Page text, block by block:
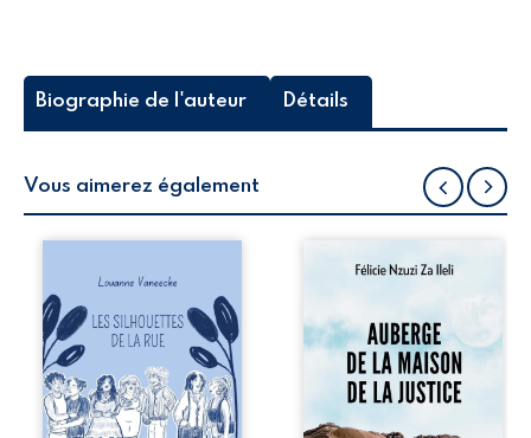
Biographie de l'auteur Détails
Vous aimerez également
la rue donne la
parole à six
personnages
ordinaires,
traversés par des
pensées, des
émotions et des
silences qui
Auberge de la
récit-témoignage
consacré au
parcours
exemplaire de
Mbala Zi Nkuaku
Lema Félix.